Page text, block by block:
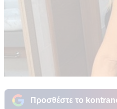
Προσθέστε το